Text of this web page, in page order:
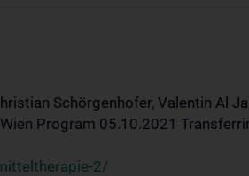
Schörgenhofer, Valentin Al
Program 05.10.2021
2/